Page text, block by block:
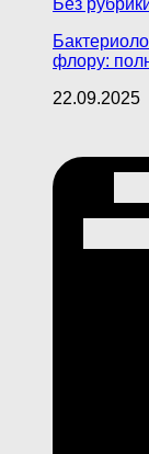
флору:
22.09.2025